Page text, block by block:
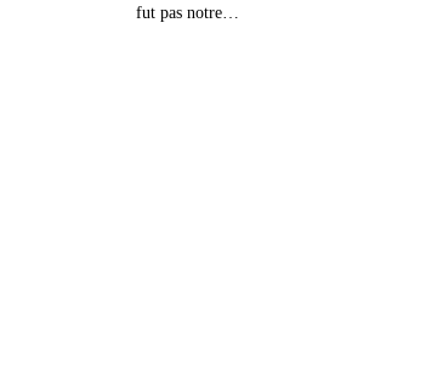
fut pas notre…